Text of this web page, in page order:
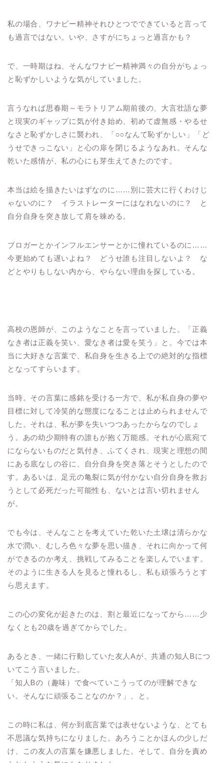
私の場合、ワナビー精神それひとつでできていると言って
も過言ではない。いや、さすがにちょっと過言かも？
で、一時期はね、そんなワナビー精神満々の自分がちょっ
と恥ずかしいような気がしていました。
言うなれば思春期～モラトリアム期前後の、大言壮語な夢
と現実のギャップに気が付き始め、初めて虚無感・やるせ
なさと恥ずかしさに襲われ、「○○なんて恥ずかしい」「ど
うせできっこない」と心の扉を閉じるようなあれ。そんな
乾いた感情が、私の心にも芽生えてきたのです。
本当は絵を描きたいはずなのに……別に芸大に行くわけじ
ゃないのに？ イラストレーターにはなれないのに？ と
自分自身を突き放して肩を竦める。
ブロガーとかインフルエンサーとかに憧れているのに……
今更始めても遅いよね？ どうせ誰も注目しないよ？ な
どとやりもしない内から、やらない理由を探している。
高校の恩師が、このようなことを言っていました。「正義
なき者は正義を笑い、愛なき者は愛を笑う」と。今では本
当に大好きな言葉で、私自身を生きる上での絶対的な指標
となってすらいます。
当時。その言葉に感銘を受ける一方で、私が私自身の夢や
目標に対して冷笑的な態度になることは止められませんで
した。それは、私が夢を失いつつあったからなのでしょ
う。あの幼少期特有の誰もが抱く万能感。それが心底宛て
にならないものだと気付き、ふてくされ、現実と理想の間
にある底なしの谷に、自分自身を突き落とそうとしたので
す。あるいは、足元の亀裂に気が付かない自分自身を救お
うとして必死だった可能性も、ないとは言い切れません
が。
でも今は、そんなことを考えていた乾いた土壌は清らかな
水で潤い、むしろ色々な夢を思い描き、それに向かって何
ができるのか考え、挑戦してみることを楽しんでいます。
そのように生きる人を見ると憧れるし、私も頑張ろうとす
ら思えます。
この心の変化が起きたのは、割と最近になってから……少
なくとも20歳を過ぎてからでした。
あるとき、一緒に行動していた友人Aが、共通の知人Bにつ
いてこう言いました。
「知人Bの（趣味）で食べていこうってのが理解できな
い。そんなに頑張ることなのか？」、と。
この時に私は、何か到底言葉では表せないような、とても
不思議な気持ちになりました。あろうことかほんの少しだ
け、この友人の言葉を嫌悪しました。そして、自分を責め